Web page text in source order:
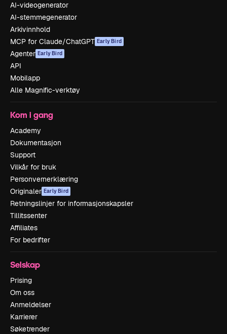
AI-videogenerator
AI-stemmegenerator
Arkivinnhold
MCP for Claude/ChatGPT Early Bird
Agenter Early Bird
API
Mobilapp
Alle Magnific-verktøy
Kom i gang
Academy
Dokumentasjon
Support
Vilkår for bruk
Personvernerklæring
Originaler Early Bird
Retningslinjer for informasjonskapsler
Tillitssenter
Affiliates
For bedrifter
Selskap
Prising
Om oss
Anmeldelser
Karrierer
Søketrender